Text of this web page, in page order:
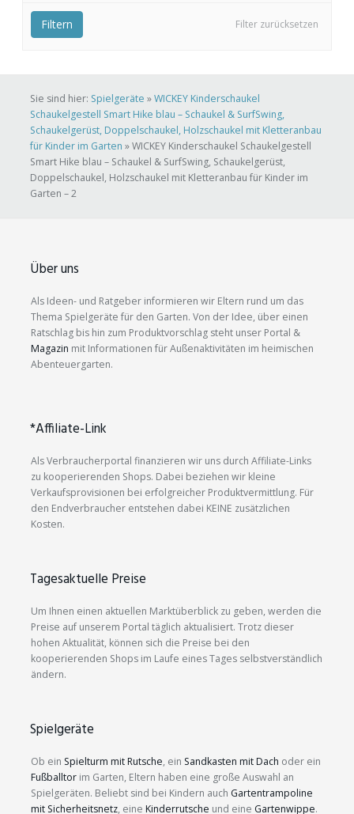
Filter zurücksetzen
Filtern
Sie sind hier: Spielgeräte »WICKEY Kinderschaukel
Schaukelgestell Smart Hike blau – Schaukel & SurfSwing,
Schaukelgerüst, Doppelschaukel, Holzschaukel mit Kletteranbau
für Kinder im Garten »WICKEY Kinderschaukel Schaukelgestell
Smart Hike blau – Schaukel & SurfSwing, Schaukelgerüst,
Doppelschaukel, Holzschaukel mit Kletteranbau für Kinder im
Garten – 2
Über uns
Als Ideen- und Ratgeber informieren wir Eltern rund um das
Thema Spielgeräte für den Garten. Von der Idee, über einen
Ratschlag bis hin zum Produktvorschlag steht unser Portal &
Magazin mit Informationen für Außenaktivitäten im heimischen
Abenteuergarten.
*Affiliate-Link
Als Verbraucherportal finanzieren wir uns durch Affiliate-Links
zu kooperierenden Shops. Dabei beziehen wir kleine
Verkaufsprovisionen bei erfolgreicher Produktvermittlung. Für
den Endverbraucher entstehen dabei KEINE zusätzlichen
Kosten.
Tagesaktuelle Preise
Um Ihnen einen aktuellen Marktüberblick zu geben, werden die
Preise auf unserem Portal täglich aktualisiert. Trotz dieser
hohen Aktualität, können sich die Preise bei den
kooperierenden Shops im Laufe eines Tages selbstverständlich
ändern.
Spielgeräte
Ob ein Spielturm mit Rutsche, ein Sandkasten mit Dach oder ein
Fußballtor im Garten, Eltern haben eine große Auswahl an
Spielgeräten. Beliebt sind bei Kindern auch Gartentrampoline
mit Sicherheitsnetz, eine Kinderrutsche und eine Gartenwippe.